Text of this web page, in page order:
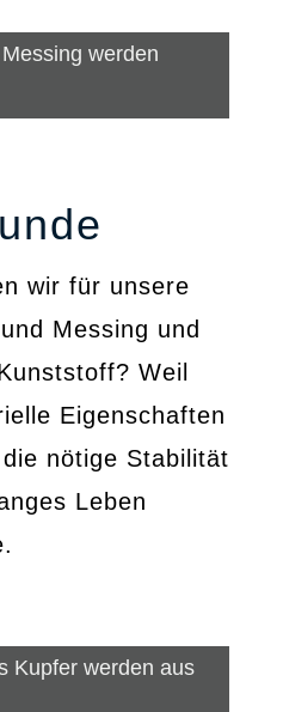
wir für unsere
Messing und
Weil
Eigenschaften
nötige Stabilität
Leben
werden
Kupfer werden aus